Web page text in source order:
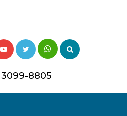
3099-8805